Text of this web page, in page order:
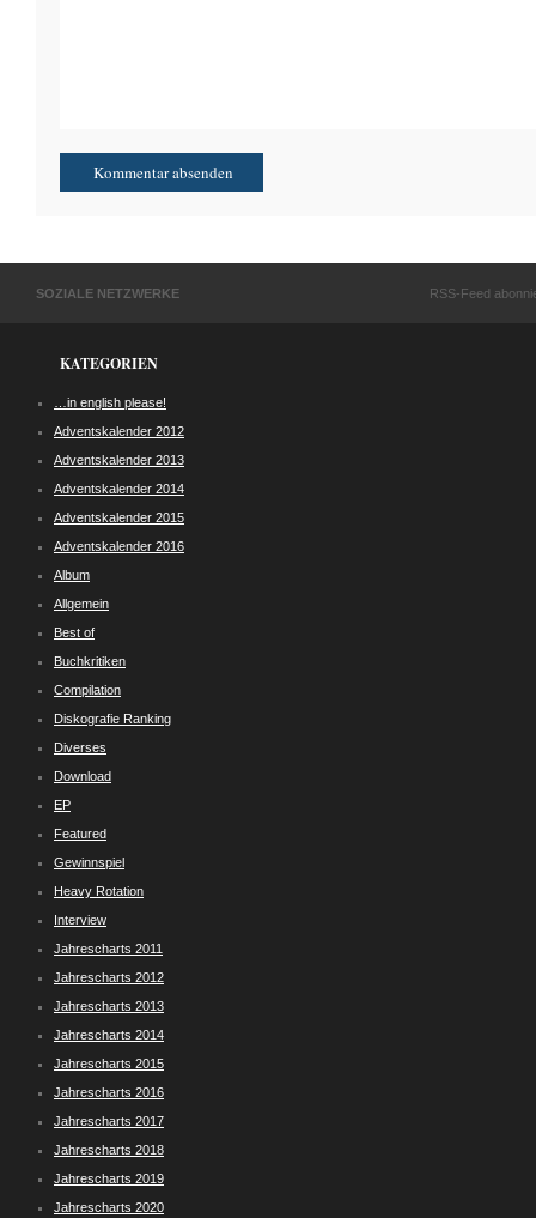
SOZIALE NETZWERKE RSS-Feed
KATEGORIEN
…in english please!
Adventskalender 2012
Adventskalender 2013
Adventskalender 2014
Adventskalender 2015
Adventskalender 2016
Album
Allgemein
Best of
Buchkritiken
Compilation
Diskografie Ranking
Diverses
Download
EP
Featured
Gewinnspiel
Heavy Rotation
Interview
Jahrescharts 2011
Jahrescharts 2012
Jahrescharts 2013
Jahrescharts 2014
Jahrescharts 2015
Jahrescharts 2016
Jahrescharts 2017
Jahrescharts 2018
Jahrescharts 2019
Jahrescharts 2020